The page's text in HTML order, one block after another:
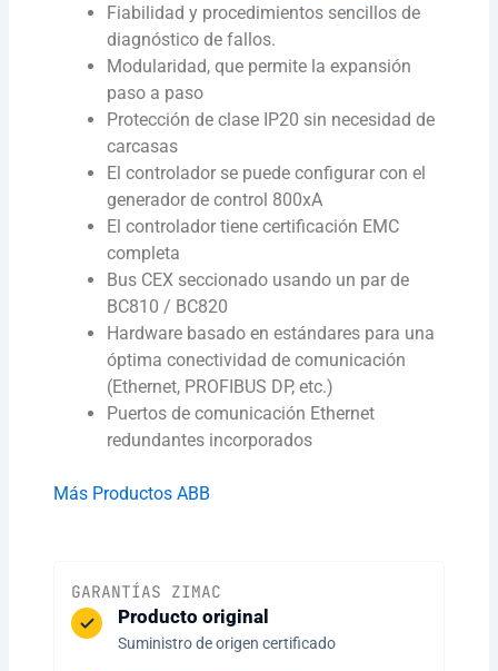
Fiabilidad y procedimientos sencillos de
diagnóstico de fallos.
Modularidad, que permite la expansión
paso a paso
Protección de clase IP20 sin necesidad de
carcasas
El controlador se puede configurar con el
generador de control 800xA
El controlador tiene certificación EMC
completa
Bus CEX seccionado usando un par de
BC810 / BC820
Hardware basado en estándares para una
óptima conectividad de comunicación
(Ethernet, PROFIBUS DP, etc.)
Puertos de comunicación Ethernet
redundantes incorporados
Más Productos ABB
GARANTÍAS ZIMAC
Producto original
Suministro de origen certificado